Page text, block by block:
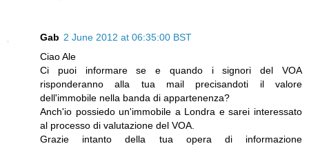
Gab 2 June 2012 at 06:35:00 BST
Ciao Ale
Ci puoi informare se e quando i signori del VOA
risponderanno alla tua mail precisandoti il valore
dell'immobile nella banda di appartenenza?
Anch'io possiedo un'immobile a Londra e sarei interessato
al processo di valutazione del VOA.
Grazie intanto della tua opera di informazione